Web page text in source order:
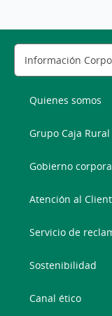
Quienes somos
Grupo Caja Rural
Gobierno
Atención al
Servicio de
Sostenibilidad
Canal ético